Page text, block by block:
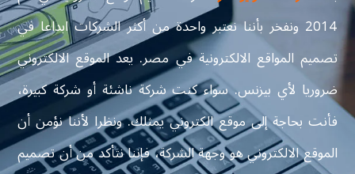
2014 ونفخر بأننا نعتبر واحدة من أكثر الشركات ابداعا في
تصميم المواقع الالكترونية في مصر. يعد الموقع الالكتروني
ضروريا لأي بيزنس. سواء كنت شركة ناشئة أو شركة كبيرة،
فأنت بحاجة إلى موقع الكتروني يمثلك. ونظرا لأننا نؤمن أن
الموقع الالكتروني هو وجهة الشركة، فإننا نتأكد من أن تصميم